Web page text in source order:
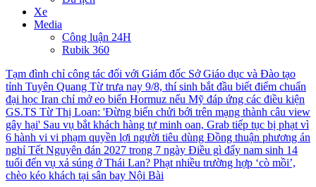
Xe
Media
Công luận 24H
Rubik 360
Tạm đình chỉ công tác đối với Giám đốc Sở Giáo dục và Đào tạo
tỉnh Tuyên Quang Từ trưa nay 9/8, thí sinh bắt đầu biết điểm chuẩn
đại học Iran chỉ mở eo biển Hormuz nếu Mỹ đáp ứng các điều kiện
GS.TS Từ Thị Loan: 'Đừng biến chửi bới trên mạng thành câu view
gây hại' Sau vụ bắt khách hàng tự minh oan, Grab tiếp tục bị phạt vì
6 hành vi vi phạm quyền lợi người tiêu dùng Đồng thuận phương án
nghỉ Tết Nguyên đán 2027 trong 7 ngày Điều gì đẩy nam sinh 14
tuổi đến vụ xả súng ở Thái Lan? Phạt nhiều trường hợp ‘cò mồi’,
chèo kéo khách tại sân bay Nội Bài